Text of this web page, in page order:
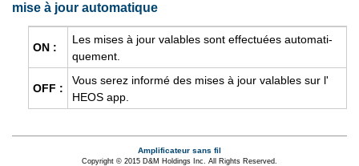
mise à jour automatique
ON :
Les mises à jour valables sont effec­tuées auto­ma­ti­
que­ment.
OFF :
Vous serez informé des mises à jour valables sur l'
HEOS app.
Amplificateur sans fil
Copyright © 2015 D&M Holdings Inc. All Rights Reserved.